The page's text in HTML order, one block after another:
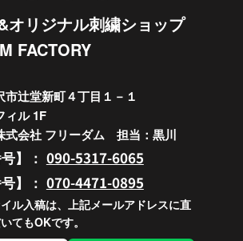
オリジナル刺繍ショップ
FACTORY
市辻堂新町４丁目１－１
ィル 1F
式会社 フリーダム 担当：黒川
】： 090-5317-6065
】： 070-4471-0895
ル入稿は、上記メールアドレスに直
てもOKです。